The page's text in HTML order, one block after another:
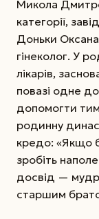
Микола
категорії,
Доньки
гінеколог. У
лікарів,
повазі одне
допомогти
родинну
кредо: «Якщо
зробіть
досвід —
старшим